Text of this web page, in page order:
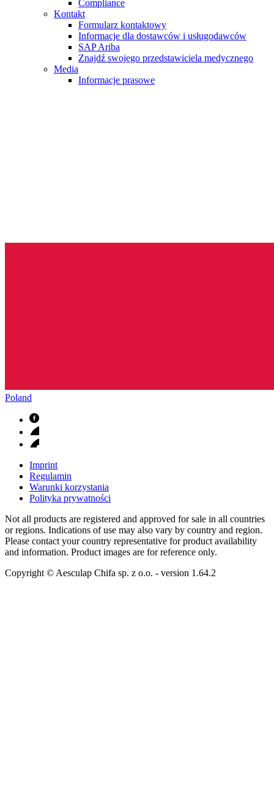
Compliance
Kontakt
Formularz kontaktowy
Informacje dla dostawców i usługodawców
SAP Ariba
Znajdź swojego przedstawiciela medycznego
Media
Informacje prasowe
Poland
Imprint
Regulamin
Warunki korzystania
Polityka prywatności
Not all products are registered and approved for sale in all countries
or regions. Indications of use may also vary by country and region.
Please contact your country representative for product availability
and information. Product images are for reference only.
Copyright © Aesculap Chifa sp. z o.o. - version 1.64.2